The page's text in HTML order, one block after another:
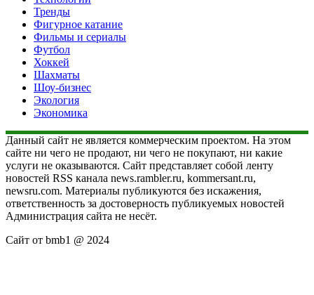
Тренды
Фигурное катание
Фильмы и сериалы
Футбол
Хоккей
Шахматы
Шоу-бизнес
Экология
Экономика
Данный сайт не является коммерческим проектом. На этом
сайте ни чего не продают, ни чего не покупают, ни какие
услуги не оказываются. Сайт представляет собой ленту
новостей RSS канала news.rambler.ru, kommersant.ru,
newsru.com. Материалы публикуются без искажения,
ответственность за достоверность публикуемых новостей
Администрация сайта не несёт.
Сайт от bmb1 @ 2024